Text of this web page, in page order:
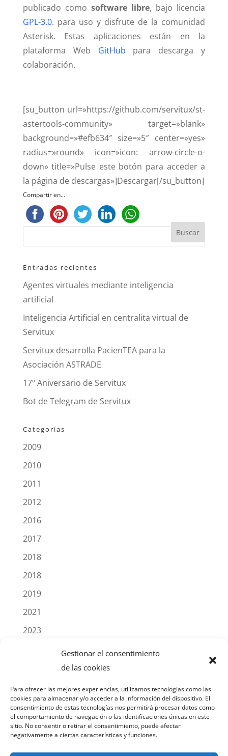
Gestionar el consentimiento
de las cookies
Para ofrecer las mejores experiencias, utilizamos tecnologías como las
cookies para almacenar y/o acceder a la información del dispositivo. El
consentimiento de estas tecnologías nos permitirá procesar datos como
el comportamiento de navegación o las identificaciones únicas en este
sitio. No consentir o retirar el consentimiento, puede afectar
negativamente a ciertas características y funciones.
publicado como software libre, bajo licencia
GPL-3.0. para uso y disfrute de la comunidad
Asterisk. Estas aplicaciones están en la
plataforma Web GitHub para descarga y
colaboración.
[su_button url=»https://github.com/servitux/st-
astertools-community» target=»blank»
background=»#efb634″ size=»5″ center=»yes»
radius=»round» icon=»icon: arrow-circle-o-
down» title=»Pulse este botón para acceder a
la página de descargas»]Descargar[/su_button]
Compartir en...
Entradas recientes
Agentes virtuales mediante inteligencia
artificial
Inteligencia Artificial en centralita virtual de
Servitux
Servitux desarrolla PacienTEA para la
Asociación ASTRADE
17º Aniversario de Servitux
Bot de Telegram de Servitux
Categorías
2009
2010
2011
2012
2016
2017
2018
2018
2019
2021
2023
Noticias
Productos